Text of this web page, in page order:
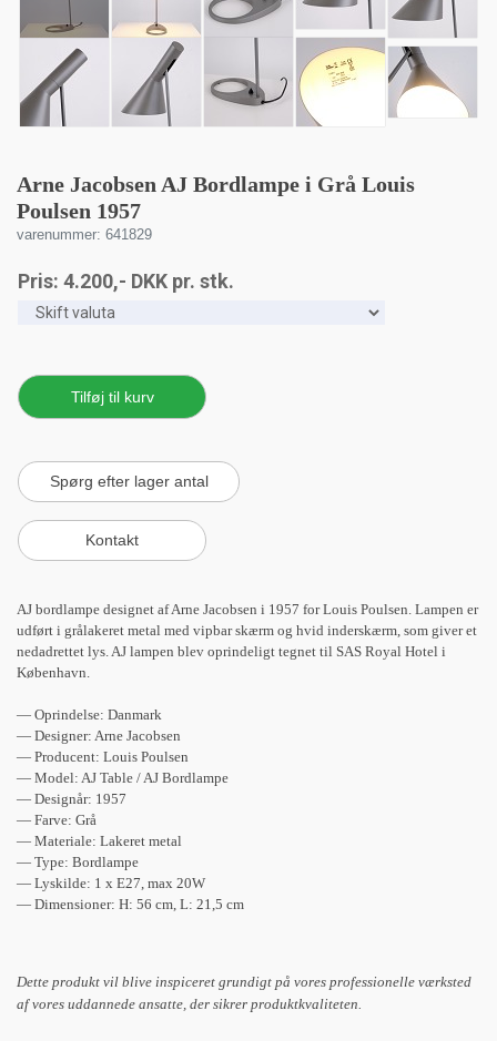
Arne Jacobsen AJ Bordlampe i Grå Louis
Poulsen 1957
varenummer: 641829
Pris: 4.200,- DKK pr. stk.
AJ bordlampe designet af Arne Jacobsen i 1957 for Louis Poulsen. Lampen er
udført i grålakeret metal med vipbar skærm og hvid inderskærm, som giver et
nedadrettet lys. AJ lampen blev oprindeligt tegnet til SAS Royal Hotel i
København.
— Oprindelse: Danmark
— Designer: Arne Jacobsen
— Producent: Louis Poulsen
— Model: AJ Table / AJ Bordlampe
— Designår: 1957
— Farve: Grå
— Materiale: Lakeret metal
— Type: Bordlampe
— Lyskilde: 1 x E27, max 20W
— Dimensioner: H: 56 cm, L: 21,5 cm
Dette produkt vil blive inspiceret grundigt på vores professionelle værksted
af vores uddannede ansatte, der sikrer produktkvaliteten.